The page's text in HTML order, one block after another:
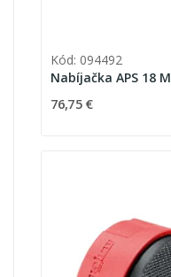
Kód: 094492
Nabíjačka APS 18 M
76,75 €